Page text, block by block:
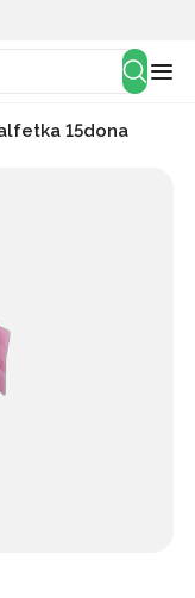
15dona